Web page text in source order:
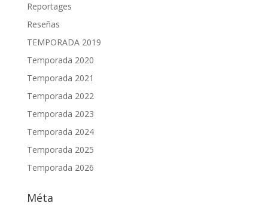
Reportages
Reseñas
TEMPORADA 2019
Temporada 2020
Temporada 2021
Temporada 2022
Temporada 2023
Temporada 2024
Temporada 2025
Temporada 2026
Méta